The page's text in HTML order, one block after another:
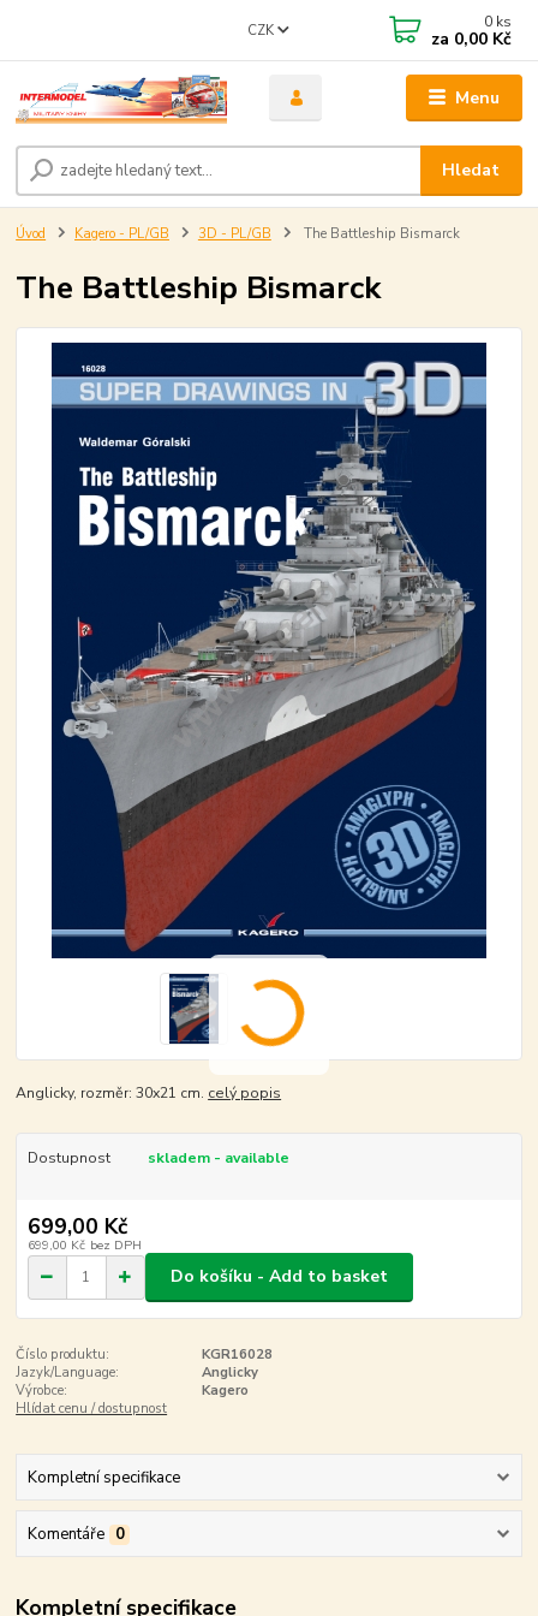
Menu
CZK
Hledat
0 ks
za 0,00 Kč
Úvod Kagero - PL/GB 3D - PL/GB The Battleship Bismarck
The Battleship Bismarck
Anglicky, rozměr: 30x21 cm. celý popis
Dostupnost skladem - available
699,00 Kč
699,00 Kč bez DPH
Do košíku - Add to basket
Číslo produktu:
KGR16028
Jazyk/Language:
Anglicky
Výrobce:
Kagero
Hlídat cenu / dostupnost
Kompletní specifikace
Komentáře 0
Kompletní specifikace